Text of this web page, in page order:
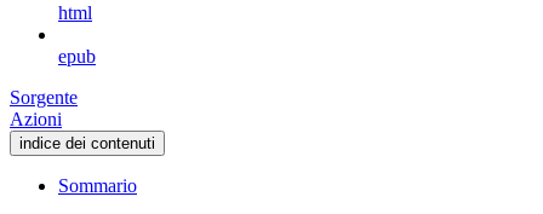
html
epub
Sorgente
Azioni
indice dei contenuti
Sommario